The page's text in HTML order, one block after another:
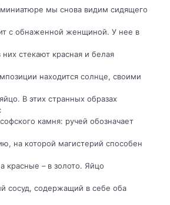
мы снова видим сидящего
с обнаженной женщиной. У нее в
стекают красная и белая
находится солнце, своими
В этих странных образах
камня: ручей обозначает
на которой магистерий способен
красные – в золото. Яйцо
сосуд, содержащий в себе оба